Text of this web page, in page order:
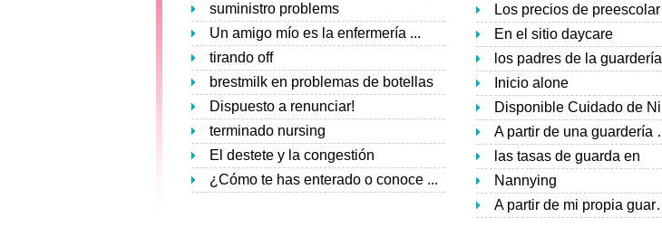
suministro problems
Un amigo mío es la enfermería ...
tirando off
brestmilk en problemas de botellas
Dispuesto a renunciar!
terminado nursing
El destete y la congestión
¿Cómo te has enterado o conoce ...
En el sitio daycare
los padres de la guardería
Inicio alone
A
las tasas de guarda en
Nannying
A partir